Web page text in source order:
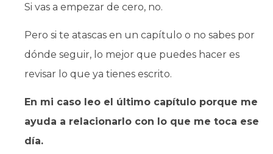
Si vas a empezar de cero, no.
Pero si te atascas en un capítulo o no sabes por
dónde seguir, lo mejor que puedes hacer es
revisar lo que ya tienes escrito.
En mi caso leo el último capítulo porque me
ayuda a relacionarlo con lo que me toca ese
día.